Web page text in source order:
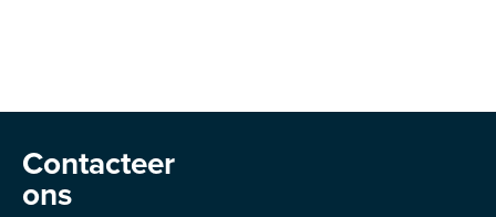
Contacteer
ons